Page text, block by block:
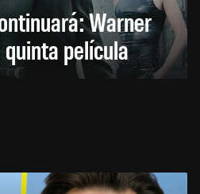
Warner
película